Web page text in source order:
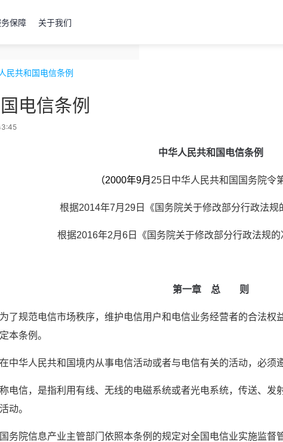
保障 关于我们
民共和国电信条例
电信条例
中华人民共和国电信条例
（2000年9月 25日中华人民共和国国务院令
根据2014年7月29日《国务院关于修改部分行政法规
根据2016年2月6日《国务院关于修改部分行政法规的
第一章　总　　则
规范电信市场秩序，维护电信用户和电信业务经营者的合法权
本条例。
华人民共和国境内从事电信活动或者与电信有关的活动，必须遵
信，是指利用有线、无线的电磁系统或者光电系统，传送、发
动。
院信息产业主管部门依照本条例的规定对全国电信业实施监督管